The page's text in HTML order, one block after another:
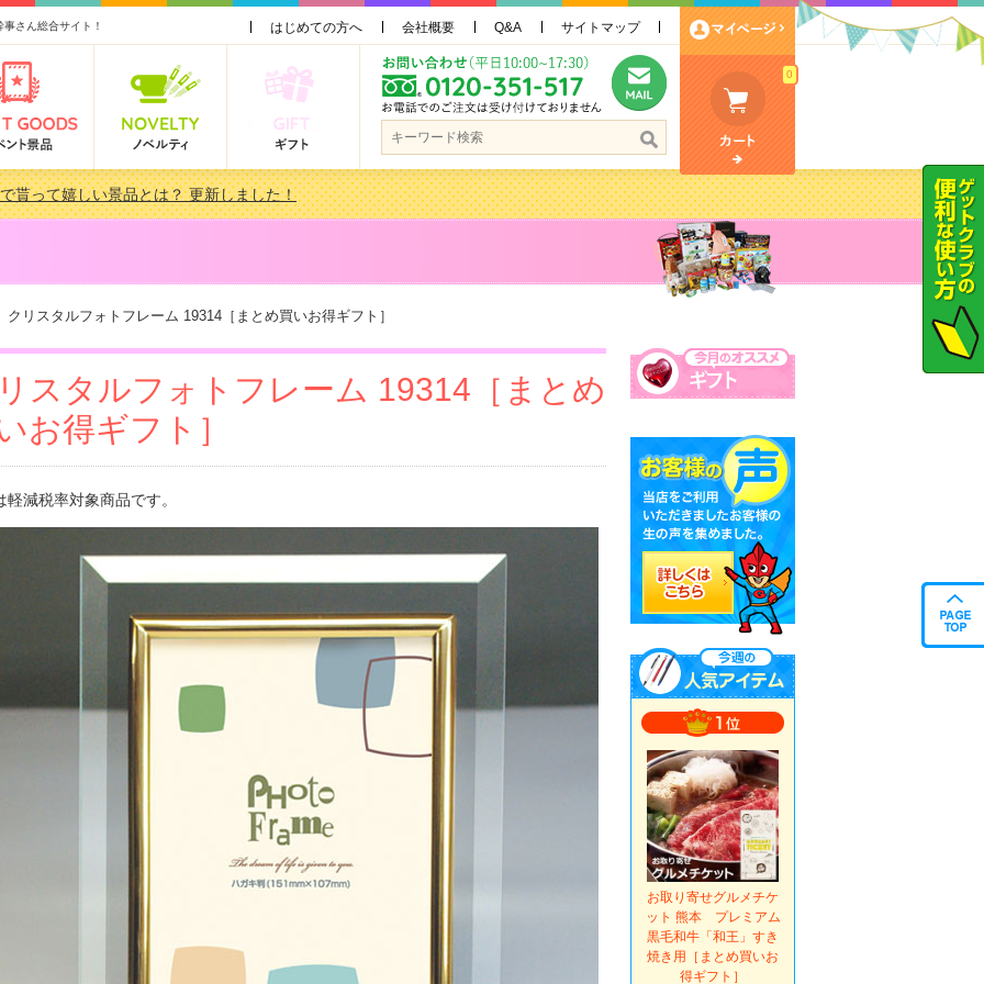
さん総合サイト！ はじめての方へ 会社概要 Q&A サイトマップ
0
貰って嬉しい景品とは？ 更新しました！
3000円未満［2000円～2999円編］もらってうれしい人気ラ…
スタルフォトフレーム 19314［まとめ買いお得ギフト］
スタルフォトフレーム 19314［まとめ
お得ギフト］
減税率対象商品です。
お取り寄せグルメチケ
ット 熊本 プレミアム
黒毛和牛「和王」すき
焼き用［まとめ買いお
得ギフト］